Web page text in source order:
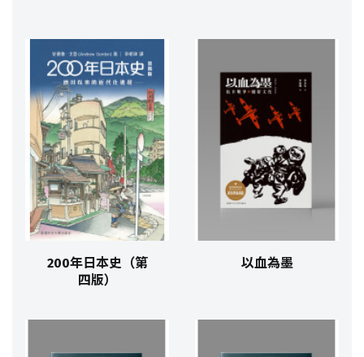
200年日本史（第
四版）
以血為墨